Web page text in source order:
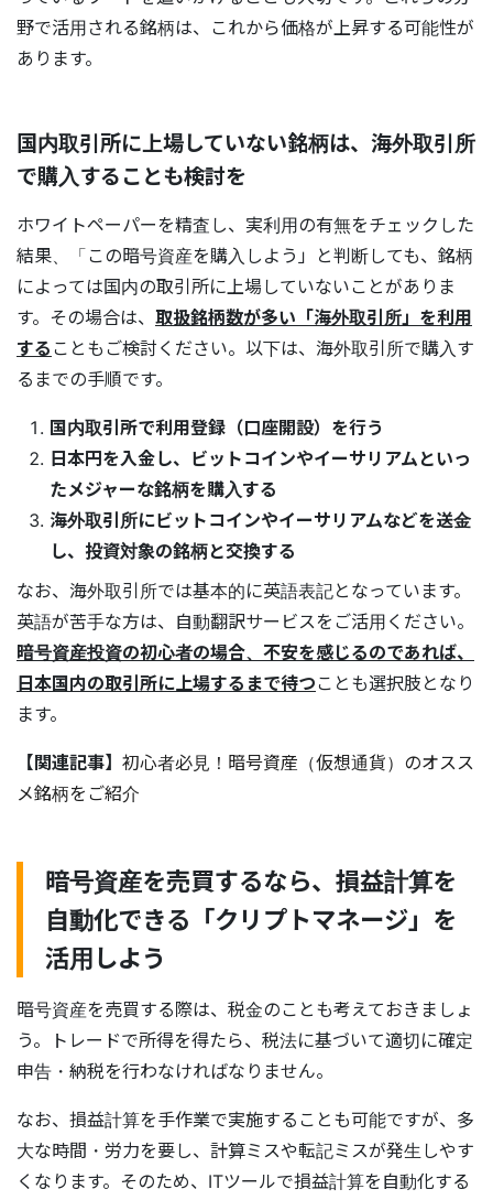
野で活用される銘柄は、これから価格が上昇する可能性が
あります。
国内取引所に上場していない銘柄は、海外取引所
で購入することも検討を
ホワイトペーパーを精査し、実利用の有無をチェックした
結果、「この暗号資産を購入しよう」と判断しても、銘柄
によっては国内の取引所に上場していないことがありま
す。その場合は、 取扱銘柄数が多い「海外取引所」を利用
する こともご検討ください。以下は、海外取引所で購入す
るまでの手順です。
国内取引所で利用登録（口座開設）を行う
日本円を入金し、ビットコインやイーサリアムといっ
たメジャーな銘柄を購入する
海外取引所にビットコインやイーサリアムなどを送金
し、投資対象の銘柄と交換する
なお、海外取引所では基本的に英語表記となっています。
英語が苦手な方は、自動翻訳サービスをご活用ください。
暗号資産投資の初心者の場合、不安を感じるのであれば、
日本国内の取引所に上場するまで待つ ことも選択肢となり
ます。
【関連記事】 初心者必見！暗号資産（仮想通貨）のオスス
メ銘柄をご紹介
暗号資産を売買するなら、損益計算を
自動化できる「クリプトマネージ」を
活用しよう
暗号資産を売買する際は、税金のことも考えておきましょ
う。トレードで所得を得たら、税法に基づいて適切に確定
申告・納税を行わなければなりません。
なお、損益計算を手作業で実施することも可能ですが、多
大な時間・労力を要し、計算ミスや転記ミスが発生しやす
くなります。そのため、ITツールで損益計算を自動化する